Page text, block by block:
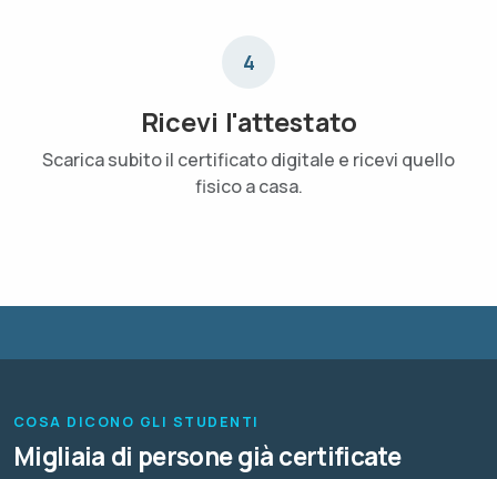
4
Ricevi l'attestato
Scarica subito il certificato digitale e ricevi quello
fisico a casa.
COSA DICONO GLI STUDENTI
Migliaia di persone già certificate